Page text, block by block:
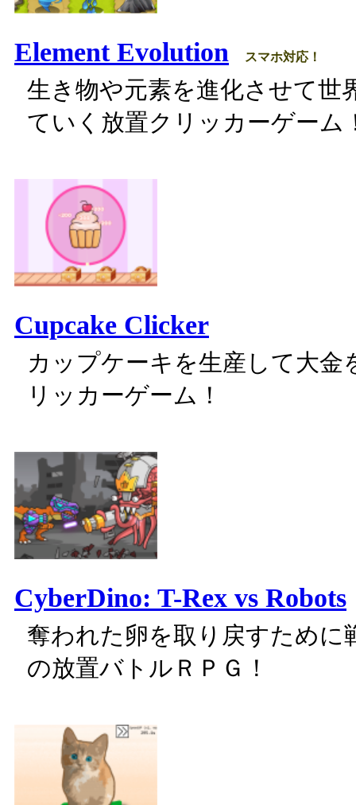
Element Evolution スマホ対応！
生き物や元素を進化させて世
ていく放置クリッカーゲーム
Cupcake Clicker
カップケーキを生産して大金
リッカーゲーム！
CyberDino: T-Rex vs Robots
奪われた卵を取り戻すために
の放置バトルＲＰＧ！